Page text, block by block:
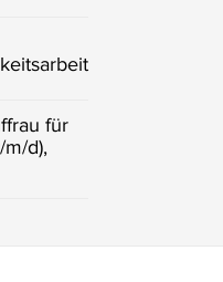
für
d),